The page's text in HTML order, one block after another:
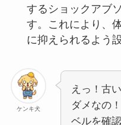
するショックアブ
す。これにより、
に抑えられるよう
ケンキ犬
えっ！古
ダメなの
ベルを確